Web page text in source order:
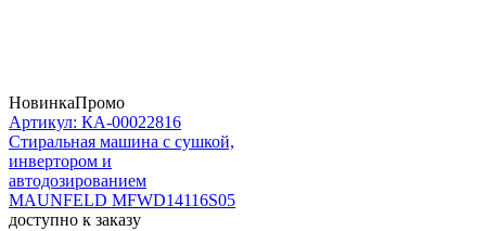
НовинкаПромо
Артикул: КА-00022816
Стиральная машина c сушкой,
инвертором и
автодозированием
MAUNFELD MFWD14116S05
доступно к заказу